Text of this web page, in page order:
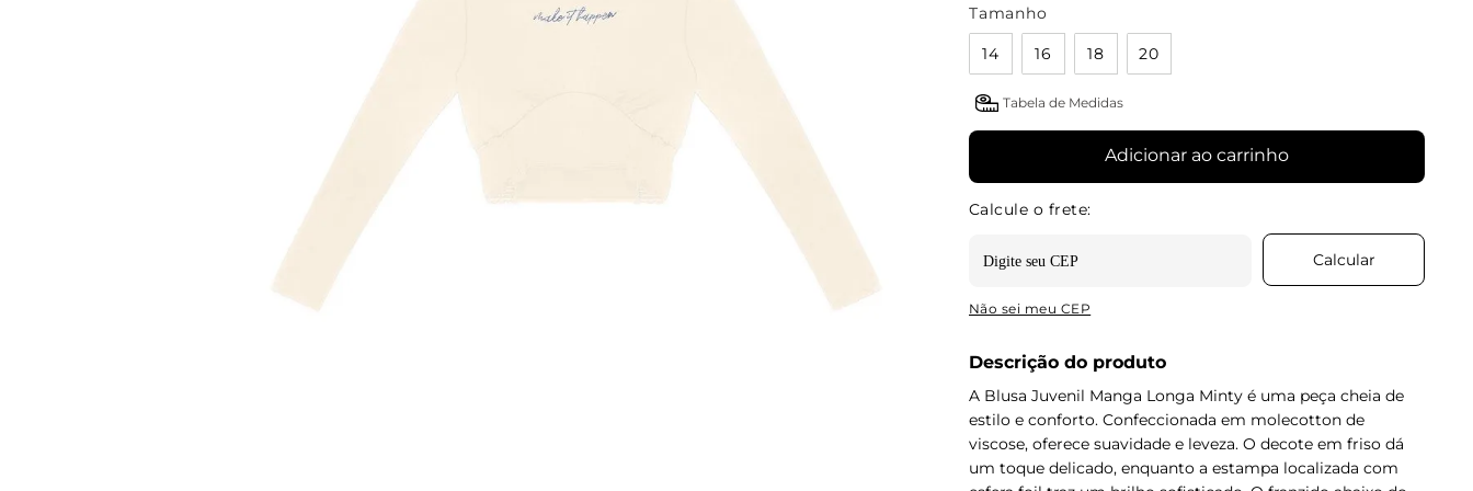
Tamanho
14 16 18 20
Tabela de Medidas
Adicionar ao carrinho
Não sei meu CEP
Descrição do produto
A Blusa Juvenil Manga Longa Minty é uma peça cheia de
estilo e conforto. Confeccionada em molecotton de
viscose, oferece suavidade e leveza. O decote em friso dá
um toque delicado, enquanto a estampa localizada com